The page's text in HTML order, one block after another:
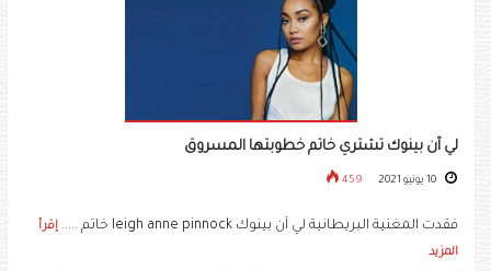
لي آن بينوك تشتري خاتم خطوبتها المسروق
459
فقدت المغنية البريطانية ​لي آن بينوك​ ​leigh anne pinnock​ خاتم .....
إقرأ
المزيد